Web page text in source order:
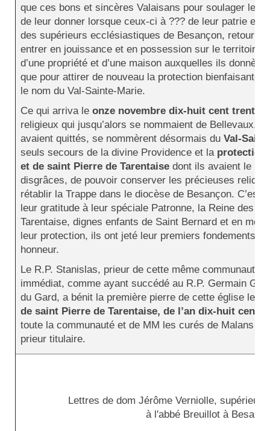
que ces bons et sincères Valaisans pour soulager leur
de leur donner lorsque ceux-ci à ??? de leur patrie et
des supérieurs ecclésiastiques de Besançon,
entrer en jouissance et en possession sur le territoire
d’une propriété et d’une maison auxquelles ils
que pour attirer de nouveau la protection bienfaisante
le nom du Val-Sainte-Marie.
Ce qui arriva le onze novembre dix-huit cent trente-
religieux qui jusqu’alors se nommaient de Bellevaux,
avaient quittés, se nommèrent désormais du Val-
seuls secours de la divine Providence et la protection
et de saint Pierre de Tarentaise dont ils avaient le
disgrâces, de pouvoir conserver les précieuses
rétablir la Trappe dans le diocèse de Besançon. C’est
leur gratitude à leur spéciale Patronne, la Reine des
Tarentaise, dignes enfants de Saint Bernard et en
leur protection, ils ont jeté leur premiers fondements
honneur.
Le R.P. Stanislas, prieur de cette même communauté
immédiat, comme ayant succédé au R.P. Germain
du Gard, a bénit la première pierre de cette église le
de saint Pierre de Tarentaise, de l’an dix-huit cent
toute la communauté et de MM les curés de Malans et
prieur titulaire.
Lettres de dom Jérôme Verniolle, supérieur
à l'abbé Breuillot à